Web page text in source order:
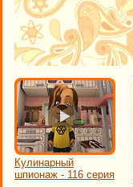
Кулинарный
шпионаж - 116 серия